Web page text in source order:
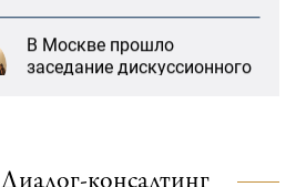
форума «Лорис Меликов»
на тему: «ООН и
предотвращение
свою деятельность